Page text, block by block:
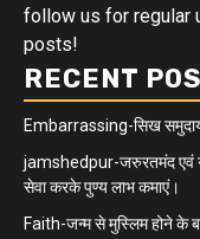
follow us for regular
posts!
RECENT
Embarrassing-सिख समुदाय
jamshedpur-जरुरतमंद एवं
सेवा करके पुण्य लाभ कमाएं।
Faith-जन्म से मुस्लिम होने के